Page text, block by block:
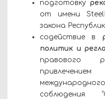
подготовку
от имени
закона
содействие в
политик и
правового